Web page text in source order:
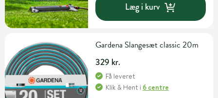
Læg i kurv
Gardena Slangesæt classic 20m
329 kr.
Få leveret
Klik & Hent i 6 centre